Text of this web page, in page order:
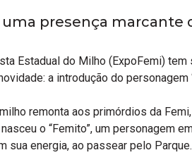
presença marcante
Estadual do Milho (ExpoFemi)
a introdução do personagem
remonta aos primórdios da
o “Femito”, um personagem
sua energia, ao passear pelo Parque.